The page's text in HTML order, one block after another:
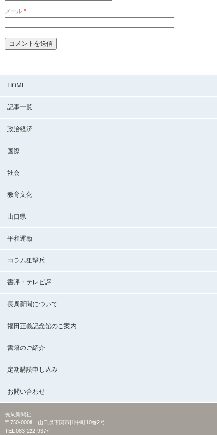
メール *
HOME
記事一覧
政治経済
国際
社会
教育文化
山口県
平和運動
コラム狙撃兵
書評・テレビ評
長周新聞について
福田正義記念館のご案内
書籍のご紹介
定期購読申し込み
お問い合わせ
長周新聞社
〒750-0008 山口県下関市田中町10番2号
TEL:083-222-9377